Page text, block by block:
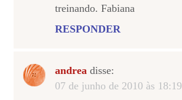
treinando. Fabiana
RESPONDER
andrea disse:
07 de junho de 2010 às 18:19